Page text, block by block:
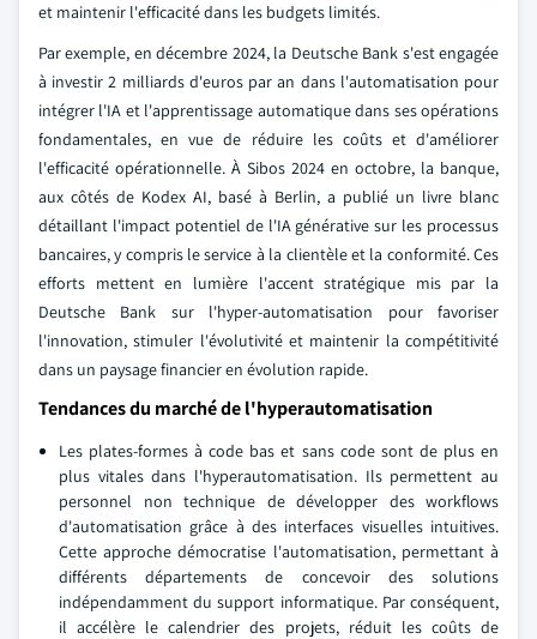
et maintenir l'efficacité dans les budgets limités.
Par exemple, en décembre 2024, la Deutsche Bank s'est engagée
à investir 2 milliards d'euros par an dans l'automatisation pour
intégrer l'IA et l'apprentissage automatique dans ses opérations
fondamentales, en vue de réduire les coûts et d'améliorer
l'efficacité opérationnelle. À Sibos 2024 en octobre, la banque,
aux côtés de Kodex AI, basé à Berlin, a publié un livre blanc
détaillant l'impact potentiel de l'IA générative sur les processus
bancaires, y compris le service à la clientèle et la conformité. Ces
efforts mettent en lumière l'accent stratégique mis par la
Deutsche Bank sur l'hyper-automatisation pour favoriser
l'innovation, stimuler l'évolutivité et maintenir la compétitivité
dans un paysage financier en évolution rapide.
Tendances du marché de l'hyperautomatisation
Les plates-formes à code bas et sans code sont de plus en
plus vitales dans l'hyperautomatisation. Ils permettent au
personnel non technique de développer des workflows
d'automatisation grâce à des interfaces visuelles intuitives.
Cette approche démocratise l'automatisation, permettant à
différents départements de concevoir des solutions
indépendamment du support informatique. Par conséquent,
il accélère le calendrier des projets, réduit les coûts de